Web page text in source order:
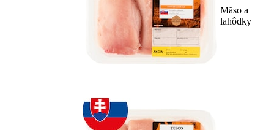
Mäso a
lahôdky